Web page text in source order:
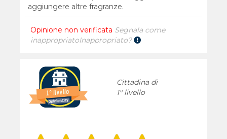
aggiungere altre fragranze.
Opinione non verificata Segnala come
inappropriatoInappropriato?
Cittadina di
1° livello